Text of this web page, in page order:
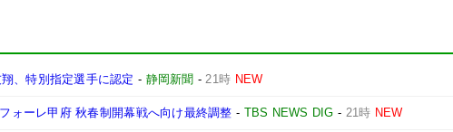
、特別指定選手に認定 - 静岡新聞 -21時 NEW
ォーレ甲府 秋春制開幕戦へ向け最終調整 - TBS NEWS DIG - 21時 NEW